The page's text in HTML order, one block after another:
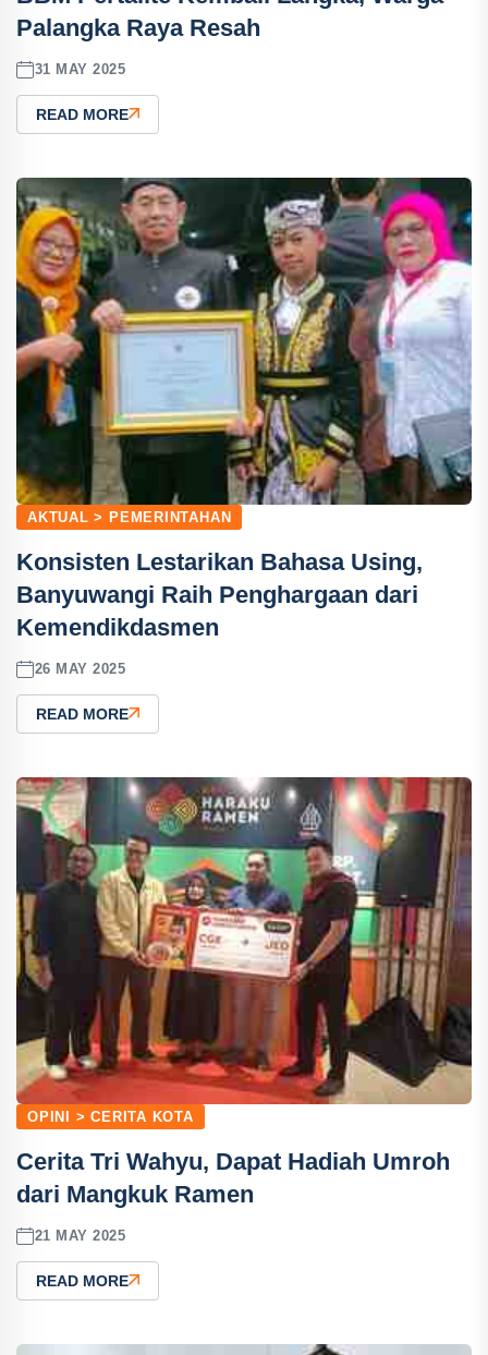
Palangka Raya Resah
31 MAY 2025
READ MORE
AKTUAL > PEMERINTAHAN
Konsisten Lestarikan Bahasa Using,
Banyuwangi Raih Penghargaan dari
Kemendikdasmen
26 MAY 2025
READ MORE
OPINI > CERITA KOTA
Cerita Tri Wahyu, Dapat Hadiah Umroh
dari Mangkuk Ramen
21 MAY 2025
READ MORE